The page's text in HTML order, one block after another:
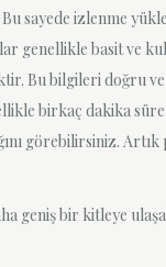
sayede izlenme
genellikle basit ve
Bu bilgileri doğru
birkaç dakika
görebilirsiniz.
geniş bir kitleye